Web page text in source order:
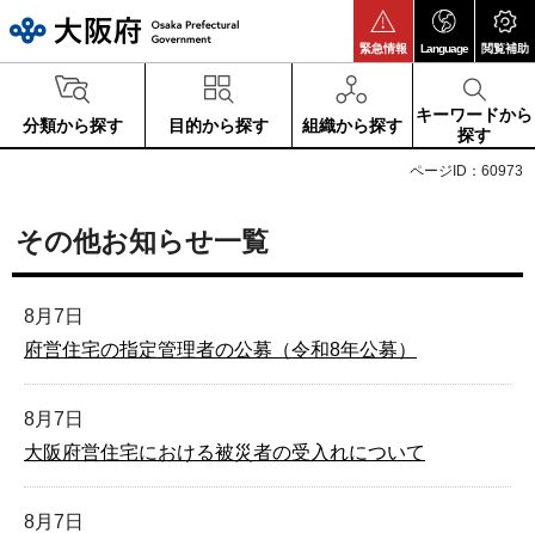
緊急情報 Language 閲覧補助
分類から探す 目的から探す 組織から探す
キーワードから
探す
ページID：60973
その他お知らせ一覧
8月7日
府営住宅の指定管理者の公募（令和8年公募）
8月7日
大阪府営住宅における被災者の受入れについて
8月7日